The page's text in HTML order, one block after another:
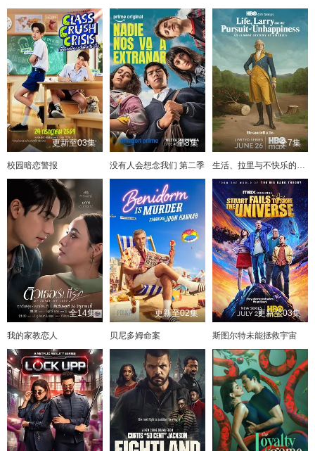
更新至03集
校园暗恋警报
全8集
没有人会想念我们 第二季
全7集
生活、拉里与不快乐的追求：一部美国史
全14集
我的家教恋人
更新至02集
贝尼多姆命案
更新至03集
斯图尔特未能拯救宇宙